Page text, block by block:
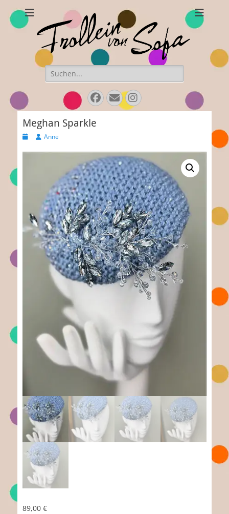
Frollein von Sofa
Handgefertigte Hüte und Accessoires
Suchen
nach:
Facebook
EmailInstagram
Meghan Sparkle
Veröffentlicht
AutorAnne
89,00 €